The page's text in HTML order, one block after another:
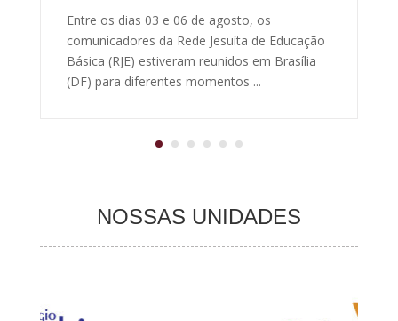
Entre os dias 03 e 06 de agosto, os
comunicadores da Rede Jesuíta de Educação
Básica (RJE) estiveram reunidos em Brasília
(DF) para diferentes momentos ...
NOSSAS UNIDADES